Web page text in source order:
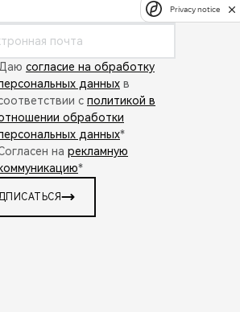
согласие на обработку
данных в
с политикой в
обработки
данных*
на рекламную
*
Privacy notice